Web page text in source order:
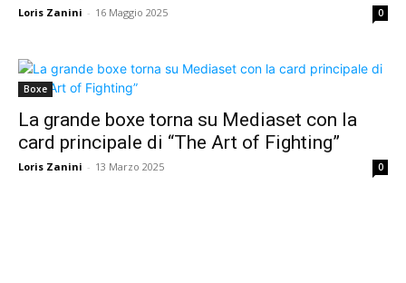
Loris Zanini - 16 Maggio 2025 0
Boxe
La grande boxe torna su Mediaset con la
card principale di “The Art of Fighting”
Loris Zanini - 13 Marzo 2025 0